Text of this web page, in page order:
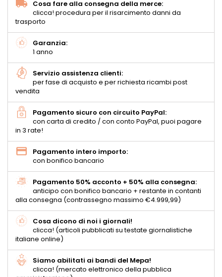
Cosa fare alla consegna della merce:
clicca! procedura per il risarcimento danni da
trasporto
Garanzia:
1 anno
Servizio assistenza clienti:
per fase di acquisto e per richiesta ricambi post
vendita
Pagamento sicuro con circuito PayPal:
con carta di credito / con conto PayPal, puoi pagare
in 3 rate!
Pagamento intero importo:
con bonifico bancario
Pagamento 50% acconto + 50% alla consegna:
anticipo con bonifico bancario + restante in contanti
alla consegna (contrassegno massimo €4.999,99)
Cosa dicono di noi i giornali!
clicca! (articoli pubblicati su testate giornalistiche
italiane online)
Siamo abilitati ai bandi del Mepa!
clicca! (mercato elettronico della pubblica